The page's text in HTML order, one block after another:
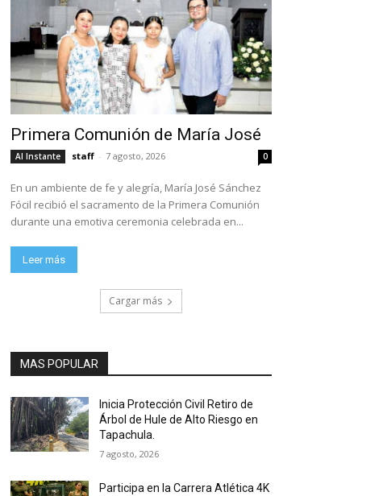
Primera Comunión de María José
Al Instante staff - 7 agosto, 2026 0
En un ambiente de fe y alegría, María José Sánchez
Fócil recibió el sacramento de la Primera Comunión
durante una emotiva ceremonia celebrada en...
Leer más
Cargar más
MAS POPULAR
Inicia Protección Civil Retiro de
Árbol de Hule de Alto Riesgo en
Tapachula.
7 agosto, 2026
Participa en la Carrera Atlética 4K